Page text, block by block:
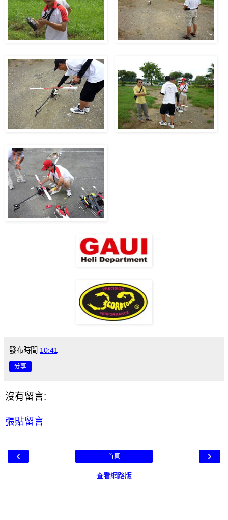
發布時間 10:41
分享
沒有留言:
張貼留言
‹ ›
首頁
查看網路版